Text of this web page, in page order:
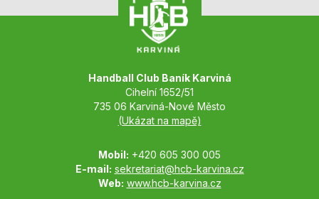
Handball Club Baník Karviná
Cihelní 1652/51
735 06 Karviná-Nové Město
(Ukázat na mapě)
Mobil: +420 605 300 005
E-mail: sekretariat@hcb-karvina.cz
Web: www.hcb-karvina.cz